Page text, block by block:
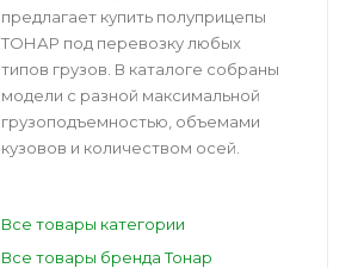
предлагает купить полуприцепы
ТОНАР под перевозку любых
типов грузов. В каталоге собраны
модели с разной максимальной
грузоподъемностью, объемами
кузовов и количеством осей.
Все товары категории
Все товары бренда Тонар